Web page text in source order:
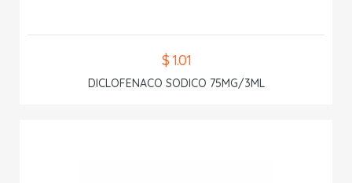
$ 1.01
DICLOFENACO SODICO 75MG/3ML